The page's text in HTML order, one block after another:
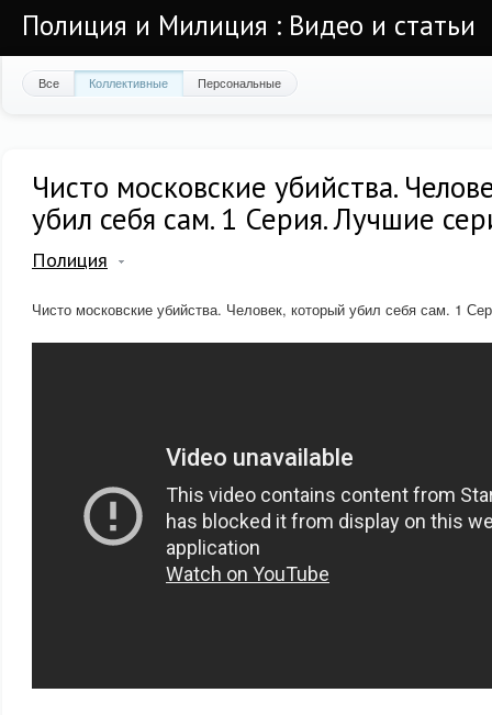
Полиция и Милиция : Видео и статьи
Все Коллективные Персональные
Чисто московские убийства.
убил себя сам. 1 Серия. Лучшие
Полиция
Чисто московские убийства. Человек, который убил себя сам. 1